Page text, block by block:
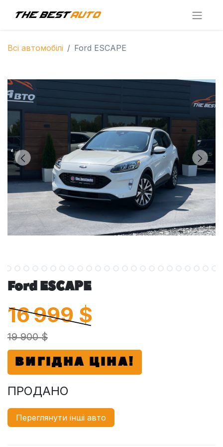
Всі автомобілі Ford ESCAPE
Ford ESCAPE
16 999$
19 900 $
ВИГІДНА ЦІНА!
ПРОДАНО
Переглянути інші авто